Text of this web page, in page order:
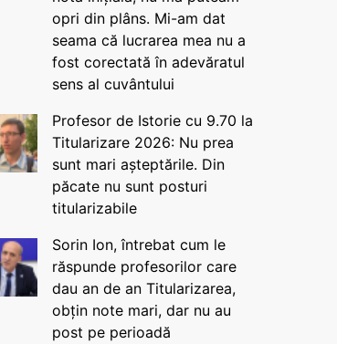
opri din plâns. Mi-am dat
seama că lucrarea mea nu a
fost corectată în adevăratul
sens al cuvântului
Profesor de Istorie cu 9.70 la
Titularizare 2026: Nu prea
sunt mari așteptările. Din
păcate nu sunt posturi
titularizabile
Sorin Ion, întrebat cum le
răspunde profesorilor care
dau an de an Titularizarea,
obțin note mari, dar nu au
post pe perioadă